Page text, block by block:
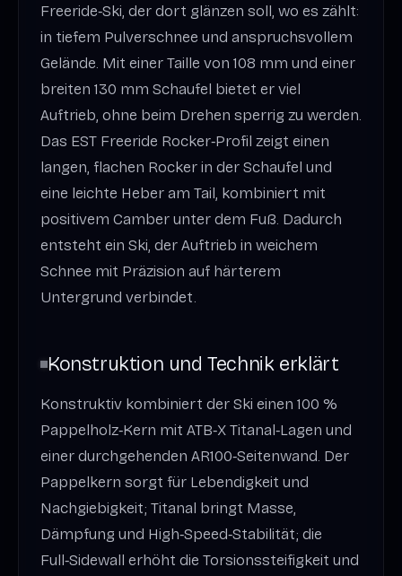
Freeride‑Ski, der dort glänzen soll, wo es zählt:
in tiefem Pulverschnee und anspruchsvollem
Gelände. Mit einer Taille von 108 mm und einer
breiten 130 mm Schaufel bietet er viel
Auftrieb, ohne beim Drehen sperrig zu werden.
Das EST Freeride Rocker‑Profil zeigt einen
langen, flachen Rocker in der Schaufel und
eine leichte Heber am Tail, kombiniert mit
positivem Camber unter dem Fuß. Dadurch
entsteht ein Ski, der Auftrieb in weichem
Schnee mit Präzision auf härterem
Untergrund verbindet.
Konstruktion und Technik erklärt
Konstruktiv kombiniert der Ski einen 100 %
Pappelholz‑Kern mit ATB‑X Titanal‑Lagen und
einer durchgehenden AR100‑Seitenwand. Der
Pappelkern sorgt für Lebendigkeit und
Nachgiebigkeit; Titanal bringt Masse,
Dämpfung und High‑Speed‑Stabilität; die
Full‑Sidewall erhöht die Torsionssteifigkeit und